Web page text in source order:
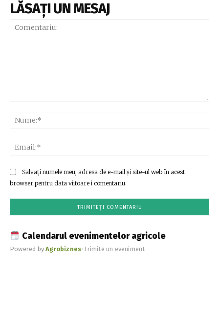
LĂSAȚI UN MESAJ
Salvați numele meu, adresa de e-mail și site-ul web în acest
browser pentru data viitoare i comentariu.
Calendarul evenimentelor agricole
Powered byAgrobiznes•Trimite un eveniment